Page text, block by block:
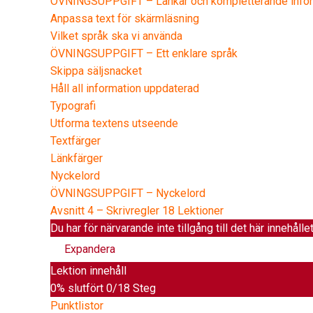
Anpassa text för skärmläsning
Vilket språk ska vi använda
ÖVNINGSUPPGIFT – Ett enklare språk
Skippa säljsnacket
Håll all information uppdaterad
Typografi
Utforma textens utseende
Textfärger
Länkfärger
Nyckelord
ÖVNINGSUPPGIFT – Nyckelord
Avsnitt 4 – Skrivregler 18 Lektioner
Du har för närvarande inte tillgång till det här innehållet
Expandera
Lektion innehåll
0% slutfört 0/18 Steg
Punktlistor